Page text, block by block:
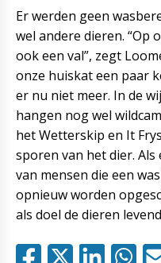
Er werden geen
wel andere dieren. “Op
ook een val”, zegt
onze huiskat een paar
er nu niet meer. In de
hangen nog wel
het Wetterskip en It
sporen van het dier.
van mensen die een
opnieuw worden
als doel de dieren